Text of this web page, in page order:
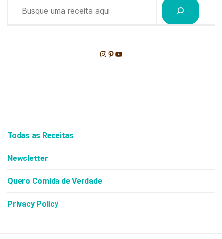
Instagram
Pinterest
Youtube
Todas as Receitas
Newsletter
Quero Comida de Verdade
Privacy Policy